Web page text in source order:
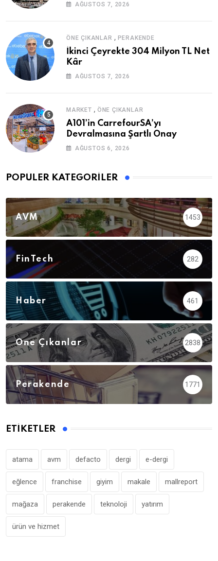
AĞUSTOS 7, 2026
ÖNE ÇIKANLAR , PERAKENDE
İkinci Çeyrekte 304 Milyon TL Net
Kâr
AĞUSTOS 7, 2026
MARKET , ÖNE ÇIKANLAR
A101’in CarrefourSA’yı
Devralmasına Şartlı Onay
AĞUSTOS 6, 2026
POPÜLER KATEGORILER
AVM 1453
FinTech 282
Haber 461
Öne Çıkanlar 2838
Perakende 1771
ETIKETLER
atama avm defacto dergi e-dergi
eğlence franchise giyim makale mallreport
mağaza perakende teknoloji yatırım
ürün ve hizmet